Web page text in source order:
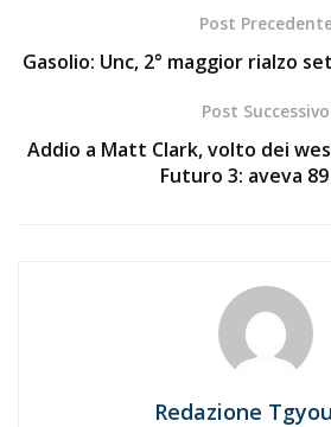
Post
Gasolio: Unc, 2° maggior rialzo
Post Successivo
Addio a Matt Clark, volto dei
Futuro 3: aveva
Redazione